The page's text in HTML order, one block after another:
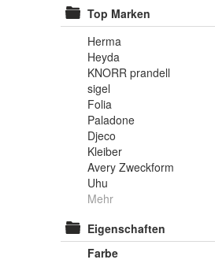
Top Marken
Herma
Heyda
KNORR prandell
sigel
Folia
Paladone
Djeco
Kleiber
Avery Zweckform
Uhu
Mehr
Eigenschaften
Farbe